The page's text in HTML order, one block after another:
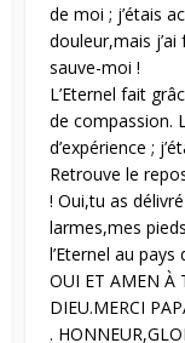
de moi ; j’étais
douleur,mais j’ai
sauve-moi !
L’Eternel fait
de compassion.
d’expérience ;
Retrouve le
! Oui,tu as
larmes,mes
l’Eternel au pays
OUI ET AMEN À
DIEU.MERCI
.